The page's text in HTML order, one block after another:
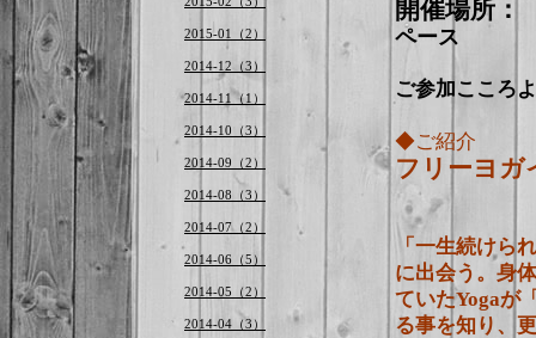
開催場所：
ペース
ご参加こころ
◆ご紹介
フリーヨ
「一生続けら
に出会う。身
ていたYogaが
る事を知り、
2015-01（2）
2014-12（3）
2014-11（1）
2014-10（3）
2014-09（2）
2014-08（3）
2014-07（2）
2014-06（5）
2014-05（2）
2014-04（3）